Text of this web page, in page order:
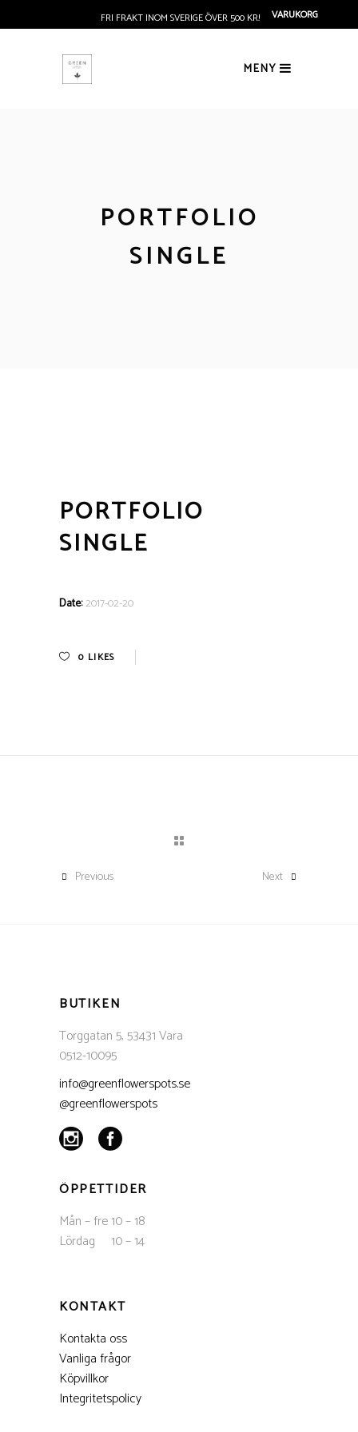
FRI FRAKT INOM SVERIGE ÖVER 500 KR! VARUKORG
MENY
PORTFOLIO
SINGLE
PORTFOLIO
SINGLE
Date:2017-02-20
0 LIKES
Previous Next
BUTIKEN
Torggatan 5, 53431 Vara
0512-10095
info@greenflowerspots.se
@greenflowerspots
ÖPPETTIDER
Mån – fre 10 – 18
Lördag 10 – 14
KONTAKT
Kontakta oss
Vanliga frågor
Köpvillkor
Integritetspolicy